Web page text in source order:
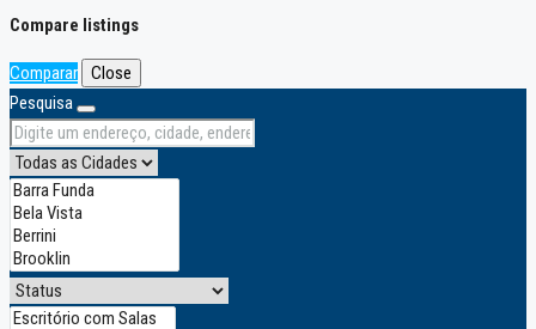
Compare listings
Comparar
Close
Pesquisa